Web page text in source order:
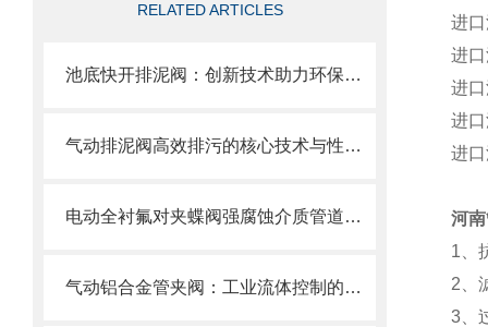
RELATED ARTICLES
池底快开排泥阀：创新技术助力环保产业
气动排泥阀高效排污的核心技术与性能解析
电动全衬氟对夹蝶阀强腐蚀介质管道的可靠卫士
气动铝合金管夹阀：工业流体控制的创新选择
进
进
进
进
进
河
1、
2、
3、